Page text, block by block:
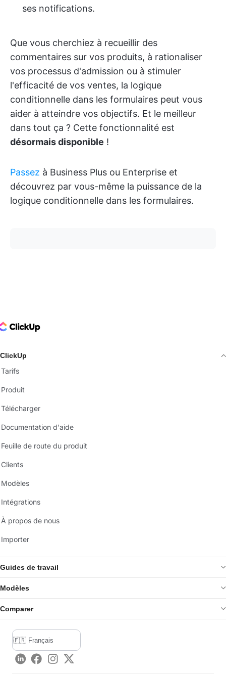
ses notifications.
Que vous cherchiez à recueillir des
commentaires sur vos produits, à rationaliser
vos processus d'admission ou à stimuler
l'efficacité de vos ventes, la logique
conditionnelle dans les formulaires peut vous
aider à atteindre vos objectifs. Et le meilleur
dans tout ça ? Cette fonctionnalité est
désormais disponible !
Passez à Business Plus ou Enterprise et
découvrez par vous-même la puissance de la
logique conditionnelle dans les formulaires.
Logo
ClickUp
Tarifs
Produit
Télécharger
Documentation d'aide
Feuille de route du produit
Clients
Modèles
Intégrations
À propos de nous
Importer
Guides de travail
Modèles
Comparer
LinkedInFacebook
Instagram
Twitter